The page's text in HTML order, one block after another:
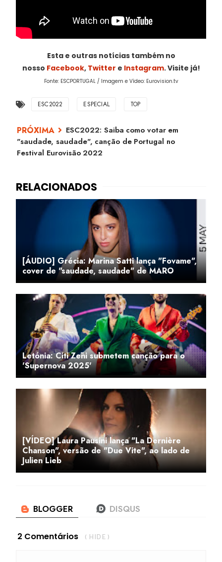
Esta e outras notícias também no
nosso Facebook, Twitter e Instagram. Visite já!
Fonte: ESCPORTUGAL / Imagem e Vìdeo: Eurovision.tv
ESC2022 ESPECIAL TOP
ESC2022: Saiba como votar em
"saudade, saudade", canção de Portugal no
Festival Eurovisão 2022
[ÁUDIO] Grécia: Marina Satti lança "Fovame",
cover de "saudade, saudade" de MARO
Letónia: Citi Zēni submetem canção para o
'Supernova 2025'
[VÍDEO] Laura Pausini lança "La Dernière
Chanson", versão de "Due Vite", ao lado de
Julien Lieb
2 Comentários ( HIDE )